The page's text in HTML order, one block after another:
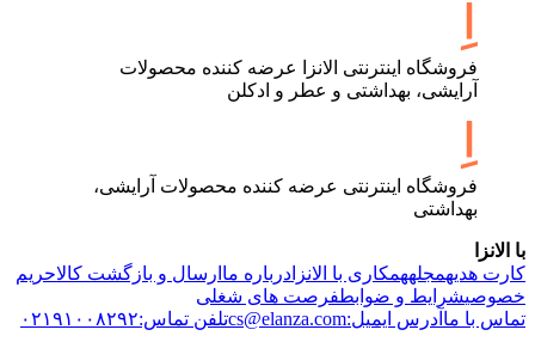
فروشگاه اینترنتی الانزا عرضه کننده محصولات
آرایشی، بهداشتی و عطر و ادکلن
فروشگاه اینترنتی عرضه کننده محصولات آرایشی،
بهداشتی
با الانزا
کارت هدیهمجلههمکاری با الانزا درباره ما ارسال و بازگشت کالاحریم
خصوصیشرایط و ضوابطفرصت های شغلی
تماس با ما آدرس ایمیل:cs@elanza.com تلفن تماس:۰۲۱۹۱۰۰۸۲۹۲